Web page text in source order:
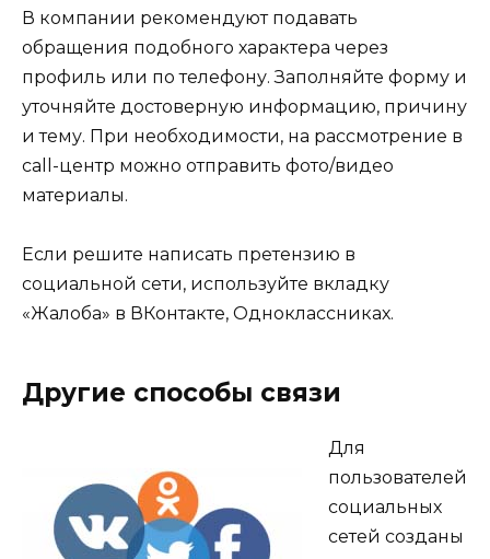
В компании рекомендуют подавать
обращения подобного характера через
профиль или по телефону. Заполняйте форму и
уточняйте достоверную информацию, причину
и тему. При необходимости, на рассмотрение в
call-центр можно отправить фото/видео
материалы.
Если решите написать претензию в
социальной сети, используйте вкладку
«Жалоба» в ВКонтакте, Одноклассниках.
Другие способы связи
Для
пользователей
социальных
сетей созданы